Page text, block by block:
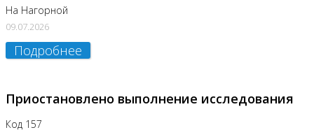
На Нагорной
09.07.2026
Подробнее
Приостановлено выполнение исследования
Код 157